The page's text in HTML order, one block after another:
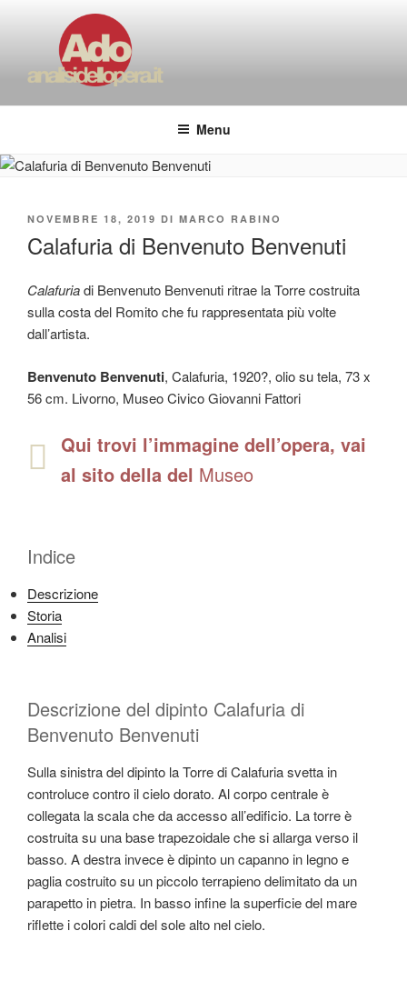
ADO ANALISI DELL'OPERA
Osservare le opere d'arte per capirle e imparare ad amarle
Menu
PUBBLICATO
NOVEMBRE 18, 2019 DI MARCO RABINO
Calafuria di Benvenuto Benvenuti
Calafuriadi Benvenuto Benvenuti ritrae la Torre costruita
sulla costa del Romito che fu rappresentata più volte
dall’artista.
Benvenuto Benvenuti, Calafuria, 1920?, olio su tela, 73 x
56 cm. Livorno, Museo Civico Giovanni Fattori
Qui trovi l’immagine dell’opera, vai
al sito della del Museo
Indice
Descrizione
Storia
Analisi
Descrizione del dipinto Calafuria di
Benvenuto Benvenuti
Sulla sinistra del dipinto la Torre di Calafuria svetta in
controluce contro il cielo dorato. Al corpo centrale è
collegata la scala che da accesso all’edificio. La torre è
costruita su una base trapezoidale che si allarga verso il
basso. A destra invece è dipinto un capanno in legno e
paglia costruito su un piccolo terrapieno delimitato da un
parapetto in pietra. In basso infine la superficie del mare
riflette i colori caldi del sole alto nel cielo.